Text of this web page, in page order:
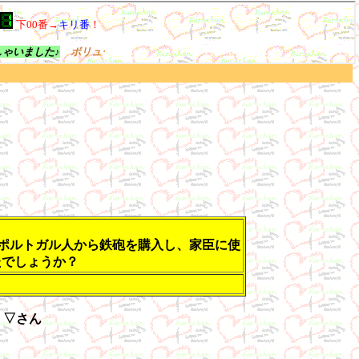
トガル人から鉄砲を購入し、家臣に使
しょうか？
▽さん